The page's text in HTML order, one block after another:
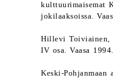
kulttuurimaisemat
jokilaaksoissa.
Hillevi Toiviainen,
IV osa. Vaasa 1994.
Keski-Pohjanmaan